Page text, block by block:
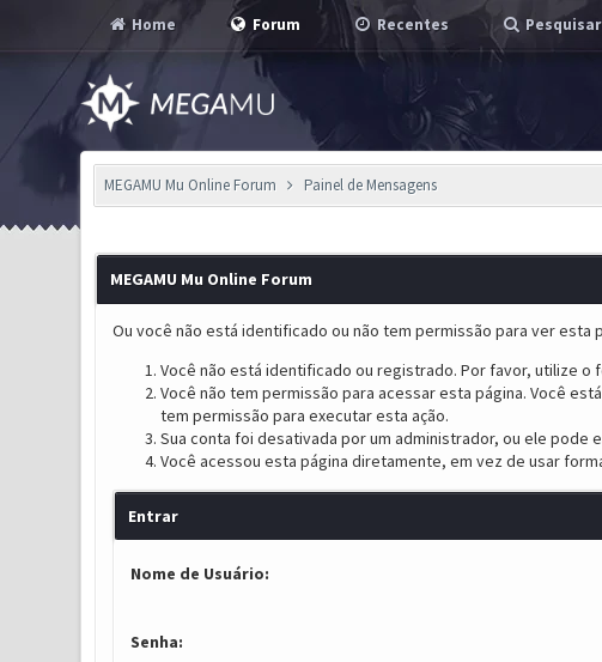
Home Forum Recentes Pesquisar
MEGAMU Mu Online Forum Painel de Mensagens
MEGAMU Mu Online Forum
Ou você não está identificado ou não tem permissão para ver
Você não está identificado ou registrado. Por favor, utilize
Você não tem permissão para acessar esta página. Você
tem permissão para executar esta ação.
Sua conta foi desativada por um administrador, ou ele pode
Você acessou esta página diretamente, em vez de usar
Entrar
Nome de Usuário:
Senha: